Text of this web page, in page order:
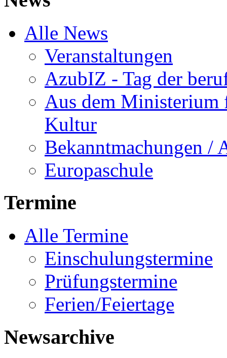
Alle News
Veranstaltungen
AzubIZ - Tag der
Aus dem Ministerium
Kultur
Bekanntmachungen /
Europaschule
Termine
Alle Termine
Einschulungstermine
Prüfungstermine
Ferien/Feiertage
Newsarchive